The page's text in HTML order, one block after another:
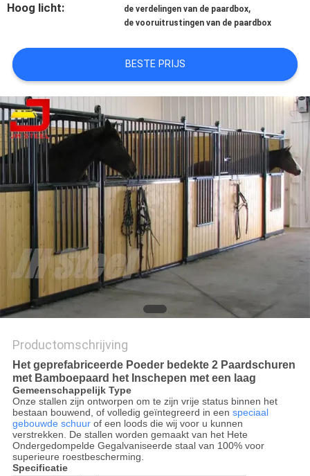
SITEMAP
PRIVACYBELEID
Hoog licht: de verdelingen van de paardbox,
de vooruitrustingen van de paardbox
BESTE PRIJS
Productomschrijving
Het geprefabriceerde Poeder bedekte 2 Paardschuren
met Bamboepaard het Inschepen met een laag
Gemeenschappelijk Type
Onze stallen zijn ontworpen om te zijn vrije status binnen het
bestaan bouwend, of volledig geïntegreerd in een speciaal
gebouwde schuurof een loods die wij voor u kunnen
verstrekken. De stallen worden gemaakt van het Hete
Ondergedompelde Gegalvaniseerde staal van 100% voor
superieure roestbescherming.
Specificatie